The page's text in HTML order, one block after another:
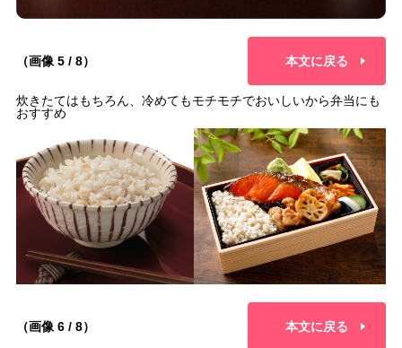
（画像 5 / 8） 本文に戻る
炊きたてはもちろん、冷めてもモチモチでおいしいから弁当にも
おすすめ
（画像 6 / 8） 本文に戻る